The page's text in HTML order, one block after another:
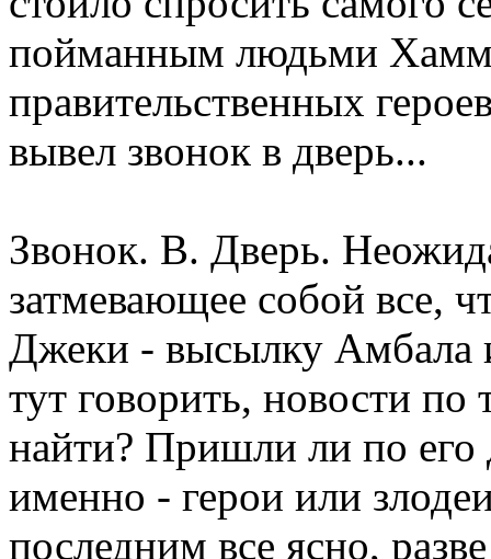
пойманным людьми
правительственных
вывел звонок в дверь...
Звонок. В. Дверь.
затмевающее собой все,
Джеки - высылку Амбала
тут говорить, новости по
найти? Пришли ли по его
именно - герои или
последним все ясно,